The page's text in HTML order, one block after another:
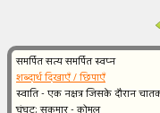
समर्पित सत्य समर्पित स्वप्न
शब्दार्थ दिखाएँ / छिपाएँ
स्वाति - एक नक्षत्र जिसके दौरान